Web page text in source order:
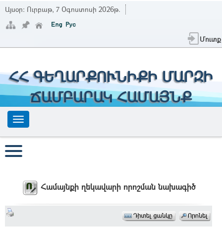
Այսօր: Ուրբաթ, 7 Օգոստոսի 2026թ.
Մուտք
ՀՀ ԳԵՂԱՐՔՈՒՆԻՔԻ ՄԱՐԶԻ
ՃԱՄԲԱՐԱԿ ՀԱՄԱՅՆՔ
Համայնքի ղեկավարի որոշման նախագիծ